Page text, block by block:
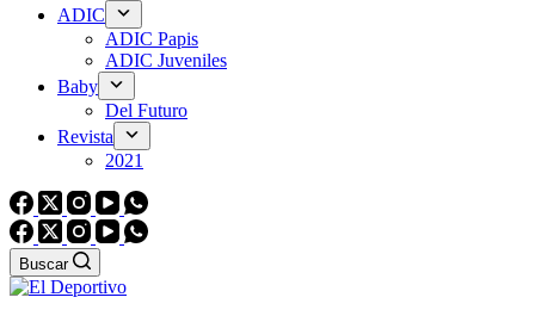
ADIC
ADIC Papis
ADIC Juveniles
Baby
Del Futuro
Revista
2021
Buscar